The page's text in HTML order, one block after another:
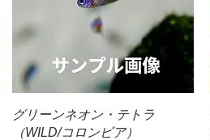
クイックビュー
グリーンネオン・テトラ
（WILD/コロンビア）